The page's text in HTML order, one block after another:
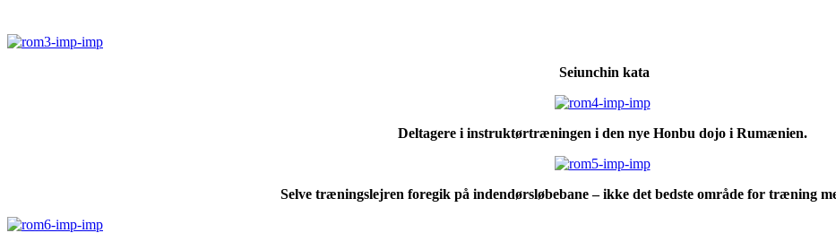
Seiunchin kata
Deltagere i instruktørtræningen i den nye Honbu dojo i Rumænien.
Selve træningslejren foregik på indendørsløbebane – ikke det bedste område for træning